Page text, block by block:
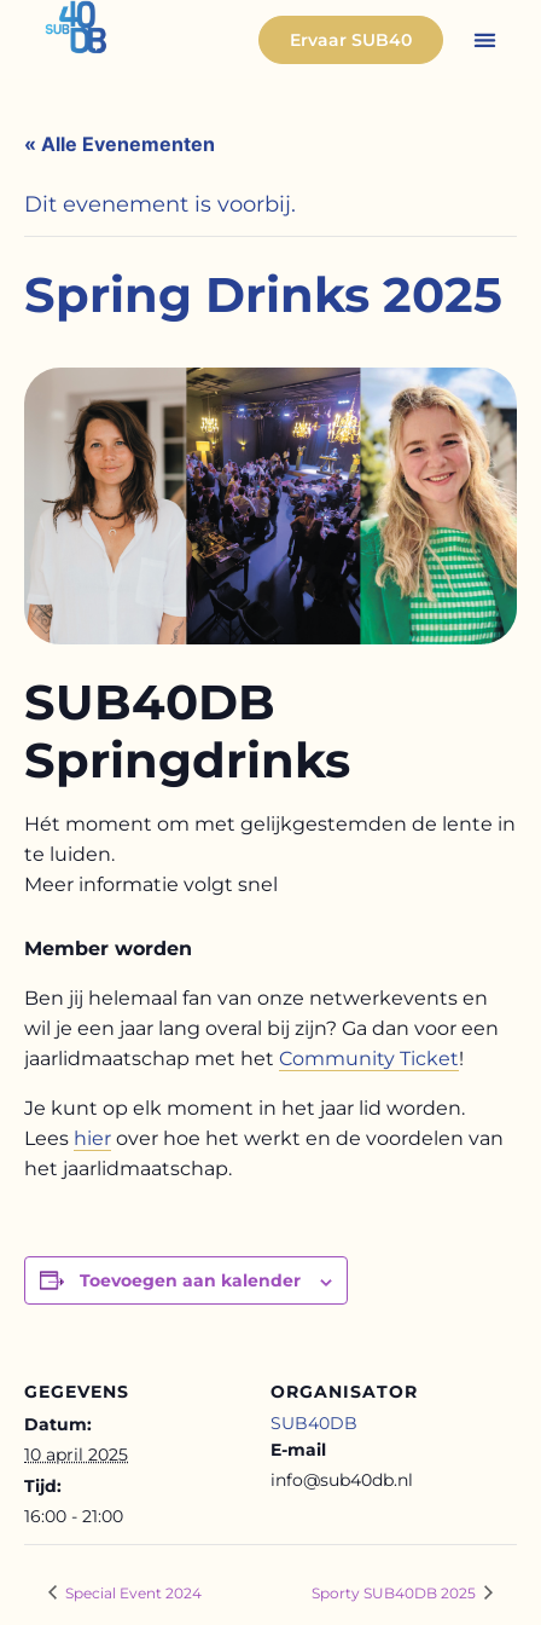
Ervaar SUB40
« Alle Evenementen
Dit evenement is voorbij.
Spring Drinks 2025
SUB40DB
Springdrinks
Hét moment om met gelijkgestemden de lente in
te luiden.
Meer informatie volgt snel
Member worden
Ben jij helemaal fan van onze netwerkevents en
wil je een jaar lang overal bij zijn? Ga dan voor een
jaarlidmaatschap met het Community Ticket!
Je kunt op elk moment in het jaar lid worden.
Lees hier over hoe het werkt en de voordelen van
het jaarlidmaatschap.
Toevoegen aan kalender
GEGEVENS
Datum:
10 april 2025
Tijd:
16:00 - 21:00
ORGANISATOR
SUB40DB
E-mail
info@sub40db.nl
Special Event 2024 Sporty SUB40DB 2025